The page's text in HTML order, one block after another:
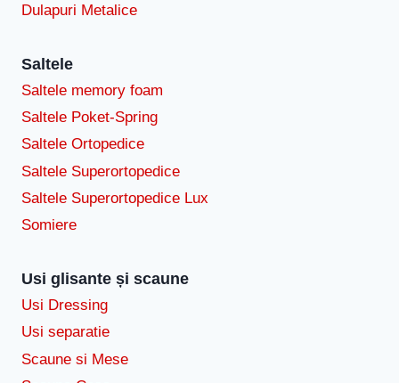
Dulapuri Metalice
Saltele
Saltele memory foam
Saltele Poket-Spring
Saltele Ortopedice
Saltele Superortopedice
Saltele Superortopedice Lux
Somiere
Usi glisante și scaune
Usi Dressing
Usi separatie
Scaune si Mese